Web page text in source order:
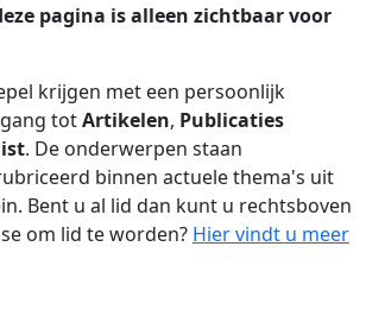
pagina is alleen zichtbaar voor
krijgen met een persoonlijk
totArtikelen, Publicaties
. De onderwerpen staan
binnen actuele thema's uit
Bent u al lid dan kunt u rechtsboven
om lid te worden? Hier vindt u meer